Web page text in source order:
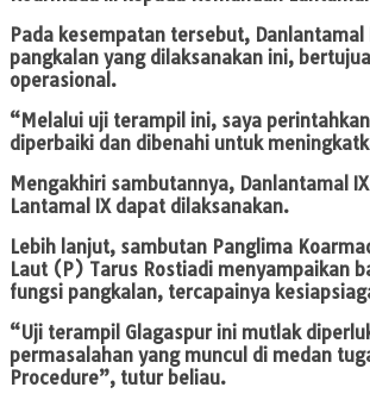
Pada kesempatan tersebut,
pangkalan yang dilaksanakan ini,
operasional.
“Melalui uji terampil ini, saya
diperbaiki dan dibenahi untuk
Mengakhiri sambutannya, Danlantamal
Lantamal IX dapat dilaksanakan.
Lebih lanjut, sambutan Panglima
Laut (P) Tarus Rostiadi menyampaikan
fungsi pangkalan, tercapainya
“Uji terampil Glagaspur ini mutlak
permasalahan yang muncul di medan
Procedure”, tutur beliau.